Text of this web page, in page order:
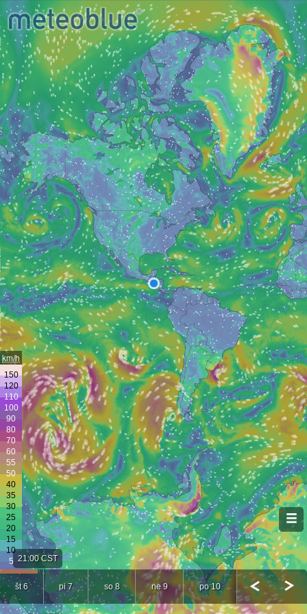
21:00 CST
št 6 pi 7 so 8 ne 9 po 10
km/h